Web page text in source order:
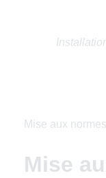
Mise aux normes
Mise